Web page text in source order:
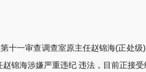
一审查调查室原主任赵锦海(正处级)
海涉嫌严重违纪 违法，目前正接受